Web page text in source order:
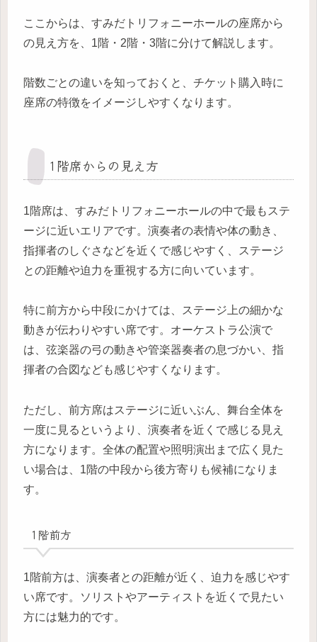
ここからは、すみだトリフォニーホールの座席から
の見え方を、1階・2階・3階に分けて解説します。
階数ごとの違いを知っておくと、チケット購入時に
座席の特徴をイメージしやすくなります。
1階席からの見え方
1階席は、すみだトリフォニーホールの中で最もステ
ージに近いエリアです。演奏者の表情や体の動き、
指揮者のしぐさなどを近くで感じやすく、ステージ
との距離や迫力を重視する方に向いています。
特に前方から中段にかけては、ステージ上の細かな
動きが伝わりやすい席です。オーケストラ公演で
は、弦楽器の弓の動きや管楽器奏者の息づかい、指
揮者の合図なども感じやすくなります。
ただし、前方席はステージに近いぶん、舞台全体を
一度に見るというより、演奏者を近くで感じる見え
方になります。全体の配置や照明演出まで広く見た
い場合は、1階の中段から後方寄りも候補になりま
す。
1階前方
1階前方は、演奏者との距離が近く、迫力を感じやす
い席です。ソリストやアーティストを近くで見たい
方には魅力的です。